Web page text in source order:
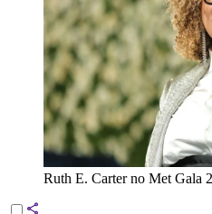
Ruth E. Carter no Met Gala